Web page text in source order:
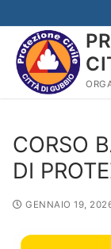
CORSO
DI
GENNAIO 19,